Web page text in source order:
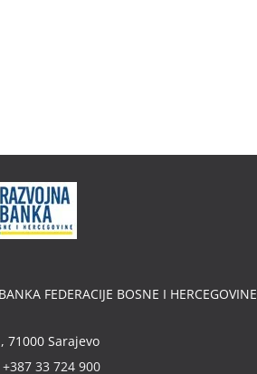
FEDERACIJE BOSNE I HERCEGOVINE
71000 Sarajevo
33 724 900